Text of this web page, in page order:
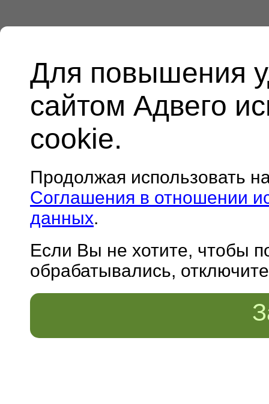
Для повышения
сайтом Адвего
cookie.
Продолжая использовать
Соглашения в отношении
данных.
Если Вы не хотите, чтобы
обрабатывались,